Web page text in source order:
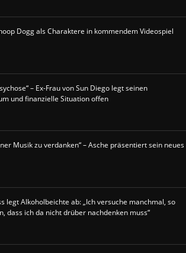
Dogg als Charaktere in kommendem Videospiel
– Ex-Frau von Sun Diego legt seinen
und finanzielle Situation offen
Musik zu verdanken“ – Asche präsentiert sein neues
legt Alkoholbeichte ab: „Ich versuche manchmal, so
dass ich da nicht drüber nachdenken muss“